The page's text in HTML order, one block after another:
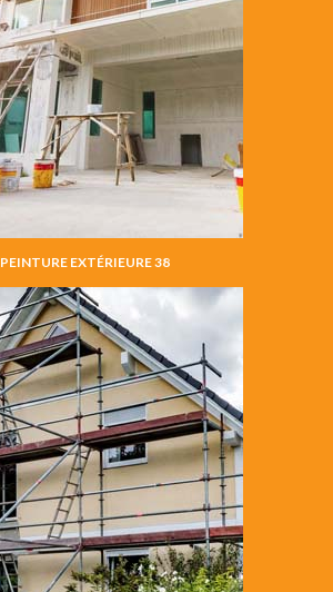
PEINTURE EXTÉRIEURE 38